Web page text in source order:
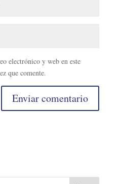
electrónico y web en este
que comente.